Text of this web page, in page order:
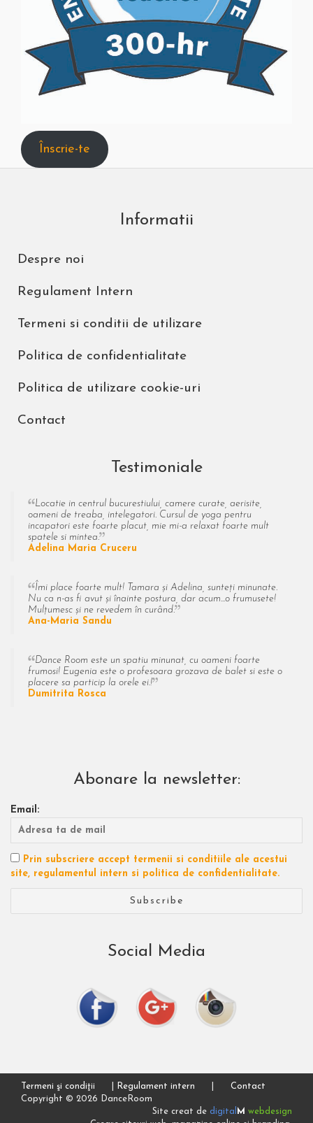
Înscrie-te
Informatii
Despre noi
Regulament Intern
Termeni si conditii de utilizare
Politica de confidentialitate
Politica de utilizare cookie-uri
Contact
Testimoniale
Locatie in centrul bucurestiului, camere curate, aerisite,
oameni de treaba, intelegatori. Cursul de yoga pentru
incapatori este foarte placut, mie mi-a relaxat foarte mult
spatele si mintea.
Adelina Maria Cruceru
Îmi place foarte mult! Tamara și Adelina, sunteți minunate.
Nu ca n-as fi avut și înainte postura, dar acum...o frumusete!
Mulțumesc și ne revedem în curând.
Ana-Maria Sandu
Dance Room este un spatiu minunat, cu oameni foarte
frumosi! Eugenia este o profesoara grozava de balet si este o
placere sa particip la orele ei.!
Dumitrita Rosca
Abonare la newsletter:
Email:
Prin subscriere accept termenii si conditiile ale acestui
site, regulamentul intern si politica de confidentialitate.
Social Media
Termeni şi condiţii Regulament intern
Contact
Copyright © 2026 DanceRoom
Site creat de digital M webdesign